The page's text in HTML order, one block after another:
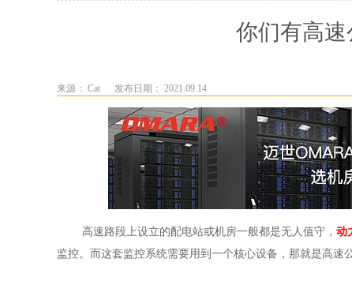
你们有高速
来源： Cat 发布日期： 2021.09.14
高速路段上设立的配电站或机房一般都是无人值守， 动
监控。而这套监控系统需要用到一个核心设备，那就是高速